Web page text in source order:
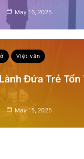
May 16, 2025
Việt văn
Đứa Trẻ
May 15, 2025